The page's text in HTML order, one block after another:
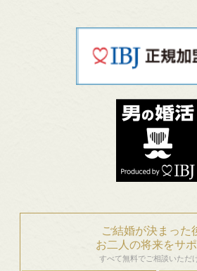
ご結婚が決まった
お二人の将来をサポ
すべて無料でご相談いただ